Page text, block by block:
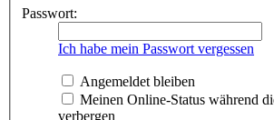
Passwort:
Ich habe mein Passwort vergessen
Angemeldet bleiben
Meinen Online-Status während
verbergen